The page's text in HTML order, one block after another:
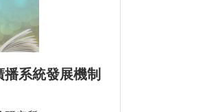
系統發展機制